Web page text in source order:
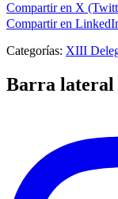
Compartir en X
Compartir en
Categorías: XIII
Barra